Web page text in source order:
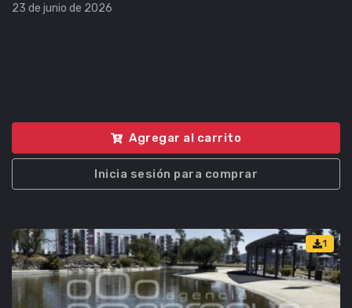
23 de junio de 2026
Agregar al carrito
Inicia sesión para comprar
1